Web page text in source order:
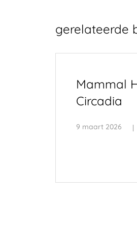
gerelateerde
Mammal
Circadia
9 maart 2026